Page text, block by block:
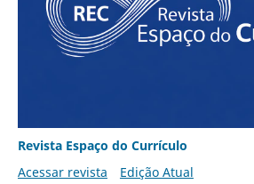
Revista Espaço do Currículo
Acessar revista
Edição Atual